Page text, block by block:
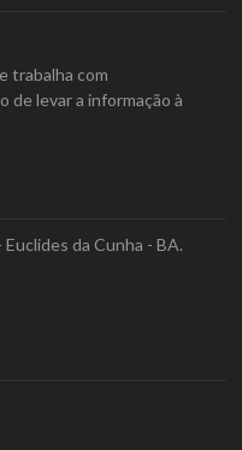
trabalha com
de levar a informação à
da Cunha - BA.